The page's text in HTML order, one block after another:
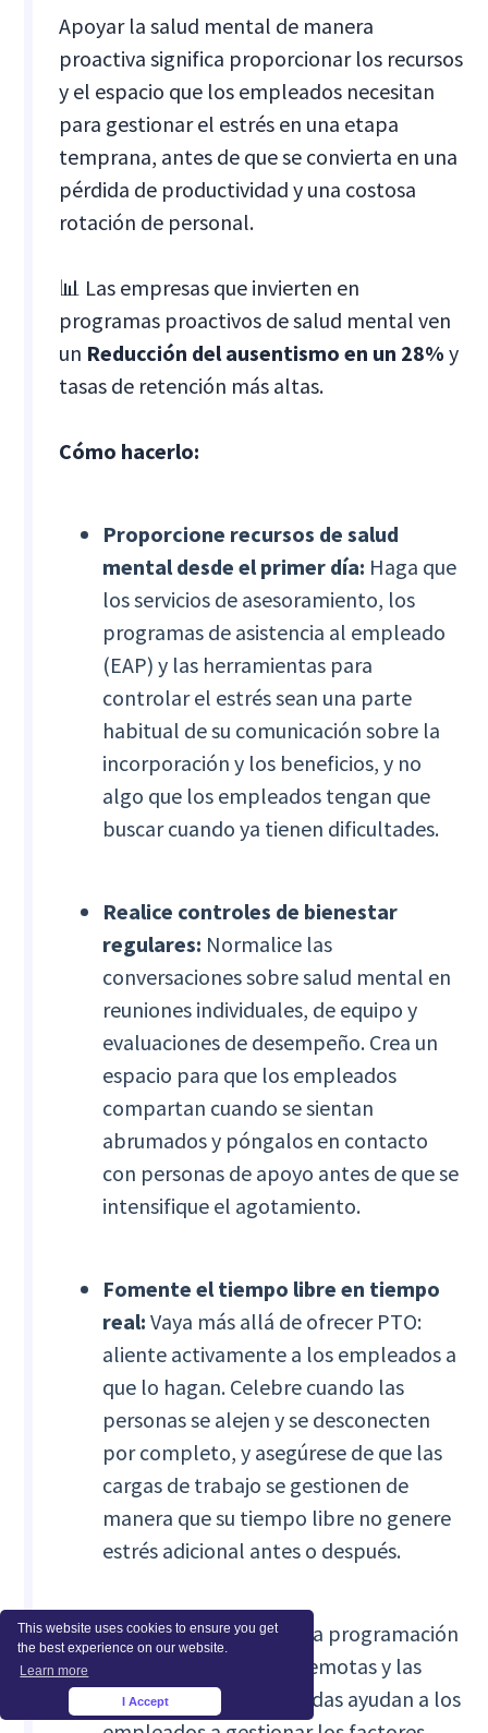
This website uses cookies to ensure you get
the best experience on our website.
Learn more
I Accept ×
Apoyar la salud mental de manera
proactiva significa proporcionar los recursos
y el espacio que los empleados necesitan
para gestionar el estrés en una etapa
temprana, antes de que se convierta en una
pérdida de productividad y una costosa
rotación de personal.
📊 Las empresas que invierten en
programas proactivos de salud mental ven
un Reducción del ausentismo en un 28% y
tasas de retención más altas.
Cómo hacerlo:
Proporcione recursos de salud
mental desde el primer día: Haga que
los servicios de asesoramiento, los
programas de asistencia al empleado
(EAP) y las herramientas para
controlar el estrés sean una parte
habitual de su comunicación sobre la
incorporación y los beneficios, y no
algo que los empleados tengan que
buscar cuando ya tienen dificultades.
Realice controles de bienestar
regulares: Normalice las
conversaciones sobre salud mental en
reuniones individuales, de equipo y
evaluaciones de desempeño. Crea un
espacio para que los empleados
compartan cuando se sientan
abrumados y póngalos en contacto
con personas de apoyo antes de que se
intensifique el agotamiento.
Fomente el tiempo libre en tiempo
real: Vaya más allá de ofrecer PTO:
aliente activamente a los empleados a
que lo hagan. Celebre cuando las
personas se alejen y se desconecten
por completo, y asegúrese de que las
cargas de trabajo se gestionen de
manera que su tiempo libre no genere
estrés adicional antes o después.
Ofrezca flexibilidad:
La programación
flexible, las opciones remotas y las
horas de trabajo ajustadas ayudan a los